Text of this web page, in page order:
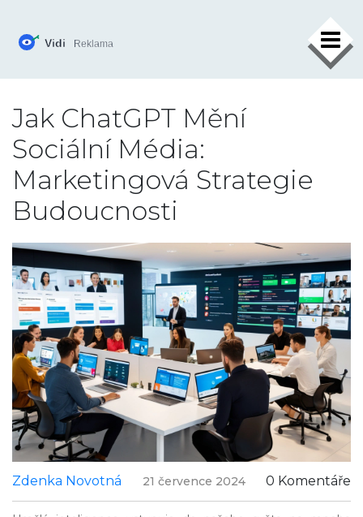
×
Jak ChatGPT Mění
Sociální Média:
Marketingová Strategie
Budoucnosti
Zdenka Novotná 21 července 2024 0 Komentáře